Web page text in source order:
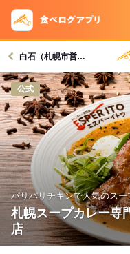
白石（札幌市営）駅グルメへ
公式
パリパリチキンで人気のス
札幌スープカレー専
店